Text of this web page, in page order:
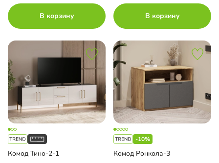
В корзину В корзину
Комод Тино-2-1
-10%
Комод Ронкола-3